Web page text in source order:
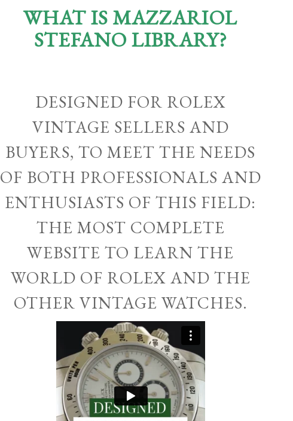
WHAT IS MAZZARIOL
STEFANO LIBRARY?
DESIGNED FOR ROLEX
VINTAGE SELLERS AND
BUYERS, TO MEET THE NEEDS
OF BOTH PROFESSIONALS AND
ENTHUSIASTS OF THIS FIELD:
THE MOST COMPLETE
WEBSITE TO LEARN THE
WORLD OF ROLEX AND THE
OTHER VINTAGE WATCHES.